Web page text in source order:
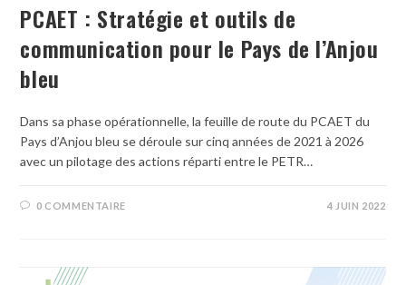
PCAET : Stratégie et outils de
communication pour le Pays de l’Anjou
bleu
Dans sa phase opérationnelle, la feuille de route du PCAET du
Pays d’Anjou bleu se déroule sur cinq années de 2021 à 2026
avec un pilotage des actions réparti entre le PETR…
0 COMMENTAIRE 4 JUIN 2022